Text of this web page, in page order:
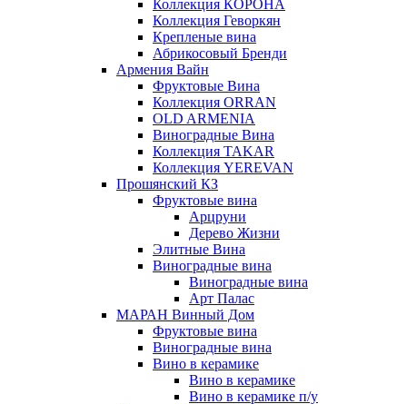
Коллекция КОРОНА
Коллекция Геворкян
Крепленые вина
Абрикосовый Бренди
Армения Вайн
Фруктовые Вина
Коллекция ORRAN
OLD ARMENIA
Виноградные Вина
Коллекция TAKAR
Коллекция YEREVAN
Прошянский КЗ
Фруктовые вина
Арцруни
Дерево Жизни
Элитные Вина
Виноградные вина
Виноградные вина
Арт Палас
МАРАН Винный Дом
Фруктовые вина
Виноградные вина
Вино в керамике
Вино в керамике
Вино в керамике п/у